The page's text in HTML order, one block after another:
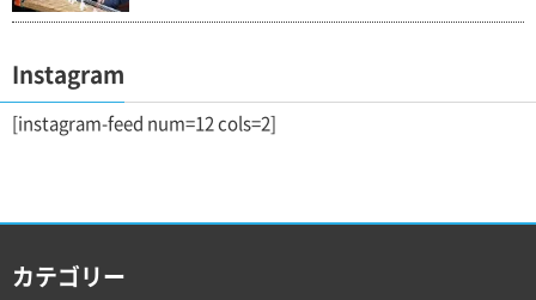
Instagram
[instagram-feed num=12 cols=2]
カテゴリー